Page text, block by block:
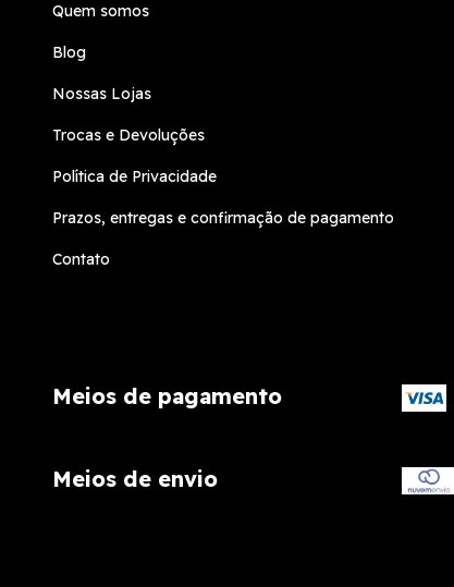
Quem somos
Blog
Nossas Lojas
Trocas e Devoluções
Política de Privacidade
Prazos, entregas e confirmação de pagamento
Contato
Meios de pagamento
Meios de envio